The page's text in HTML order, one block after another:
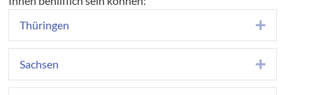
99428 A4, Abf. Weimar, Ri. Weimar - freie Tankstelle in
Gelmeroda
kostenlos
Zustieg:
Thüringen
Expand
Sachsen Expand